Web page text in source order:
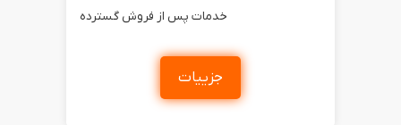
خدمات پس از فروش گسترده
جزییات